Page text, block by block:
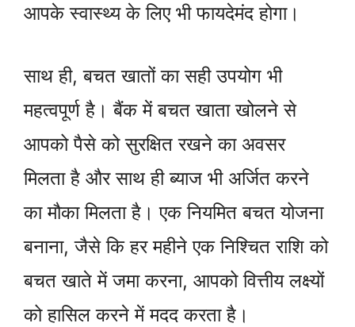
आपके स्वास्थ्य के लिए भी फायदेमंद होगा।
साथ ही, बचत खातों का सही उपयोग भी
महत्वपूर्ण है। बैंक में बचत खाता खोलने से
आपको पैसे को सुरक्षित रखने का अवसर
मिलता है और साथ ही ब्याज भी अर्जित करने
का मौका मिलता है। एक नियमित बचत योजना
बनाना, जैसे कि हर महीने एक निश्चित राशि को
बचत खाते में जमा करना, आपको वित्तीय लक्ष्यों
को हासिल करने में मदद करता है।